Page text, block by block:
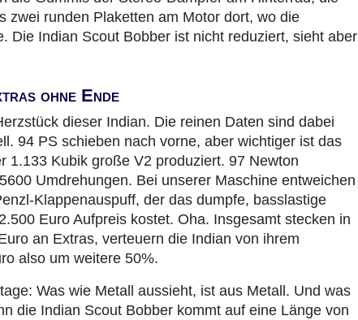
zwei runden Plaketten am Motor dort, wo die
Die Indian Scout Bobber ist nicht reduziert, sieht aber
ohne Ende
dieser Indian. Die reinen Daten sind dabei
94 PS schieben nach vorne, aber wichtiger ist das
1.133 Kubik große V2 produziert. 97 Newton
Umdrehungen. Bei unserer Maschine entweichen
Klappenauspuff, der das dumpfe, basslastige
Euro Aufpreis kostet. Oha. Insgesamt stecken in
an Extras, verteuern die Indian von ihrem
also um weitere 50%.
Was wie Metall aussieht, ist aus Metall. Und was
die Indian Scout Bobber kommt auf eine Länge von